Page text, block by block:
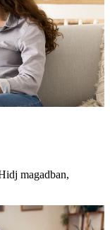
magadban,